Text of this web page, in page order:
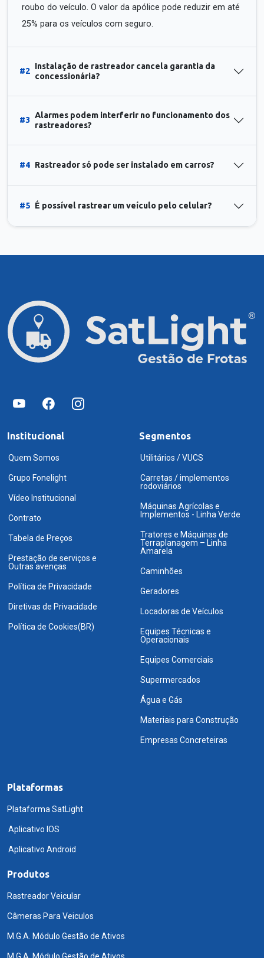
roubo do veículo. O valor da apólice pode reduzir em até
25% para os veículos com seguro.
#2
Instalação de rastreador cancela garantia da
concessionária?
#3
Alarmes podem interferir no funcionamento dos
rastreadores?
#4 Rastreador só pode ser instalado em carros?
#5 É possível rastrear um veículo pelo celular?
Institucional
Quem Somos
Grupo Fonelight
Vídeo Institucional
Contrato
Tabela de Preços
Prestação de serviços e
Outras avenças
Política de Privacidade
Diretivas de Privacidade
Política de Cookies(BR)
Segmentos
Utilitários / VUCS
Carretas / implementos
rodoviários
Máquinas Agrícolas e
Implementos - Linha Verde
Tratores e Máquinas de
Terraplanagem – Linha
Amarela
Caminhões
Geradores
Locadoras de Veículos
Equipes Técnicas e
Operacionais
Equipes Comerciais
Supermercados
Água e Gás
Materiais para Construção
Empresas Concreteiras
Plataformas
Plataforma SatLight
Aplicativo IOS
Aplicativo Android
Produtos
Rastreador Veicular
Câmeras Para Veiculos
M.G.A. Módulo Gestão de Ativos